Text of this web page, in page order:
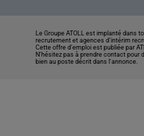
Le Groupe ATOLL est implanté dans
recrutement et agences d’intérim
Cette offre d’emploi est publiée par
N’hésitez pas à prendre contact
bien au poste décrit dans l'annonce.